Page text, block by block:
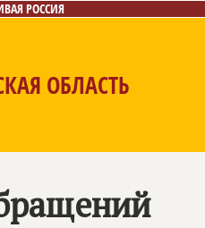
РОССИЯ
ОБЛАСТЬ
обращений
Газета